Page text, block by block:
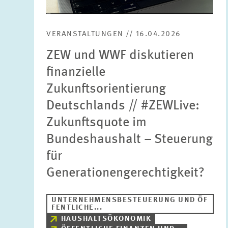
VERANSTALTUNGEN // 16.04.2026
ZEW und WWF diskutieren
finanzielle
Zukunftsorientierung
Deutschlands // #ZEWLive:
Zukunftsquote im
Bundeshaushalt – Steuerung
für
Generationengerechtigkeit?
UNTERNEHMENSBESTEUERUNG UND ÖF
FENTLICHE...
HAUSHALTSÖKONOMIK